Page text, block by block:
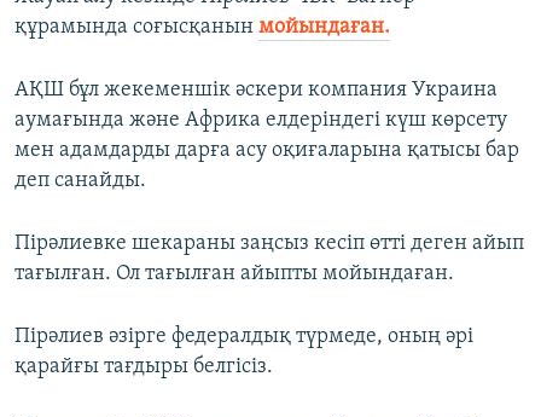
құрамында соғысқанын мойындаған.
АҚШ бұл жекеменшік әскери компания Украина
аумағында және Африка елдеріндегі күш көрсету
мен адамдарды дарға асу оқиғаларына қатысы бар
деп санайды.
Пірәлиевке шекараны заңсыз кесіп өтті деген айып
тағылған. Ол тағылған айыпты мойындаған.
Пірәлиев әзірге федералдық түрмеде, оның әрі
қарайғы тағдыры белгісіз.